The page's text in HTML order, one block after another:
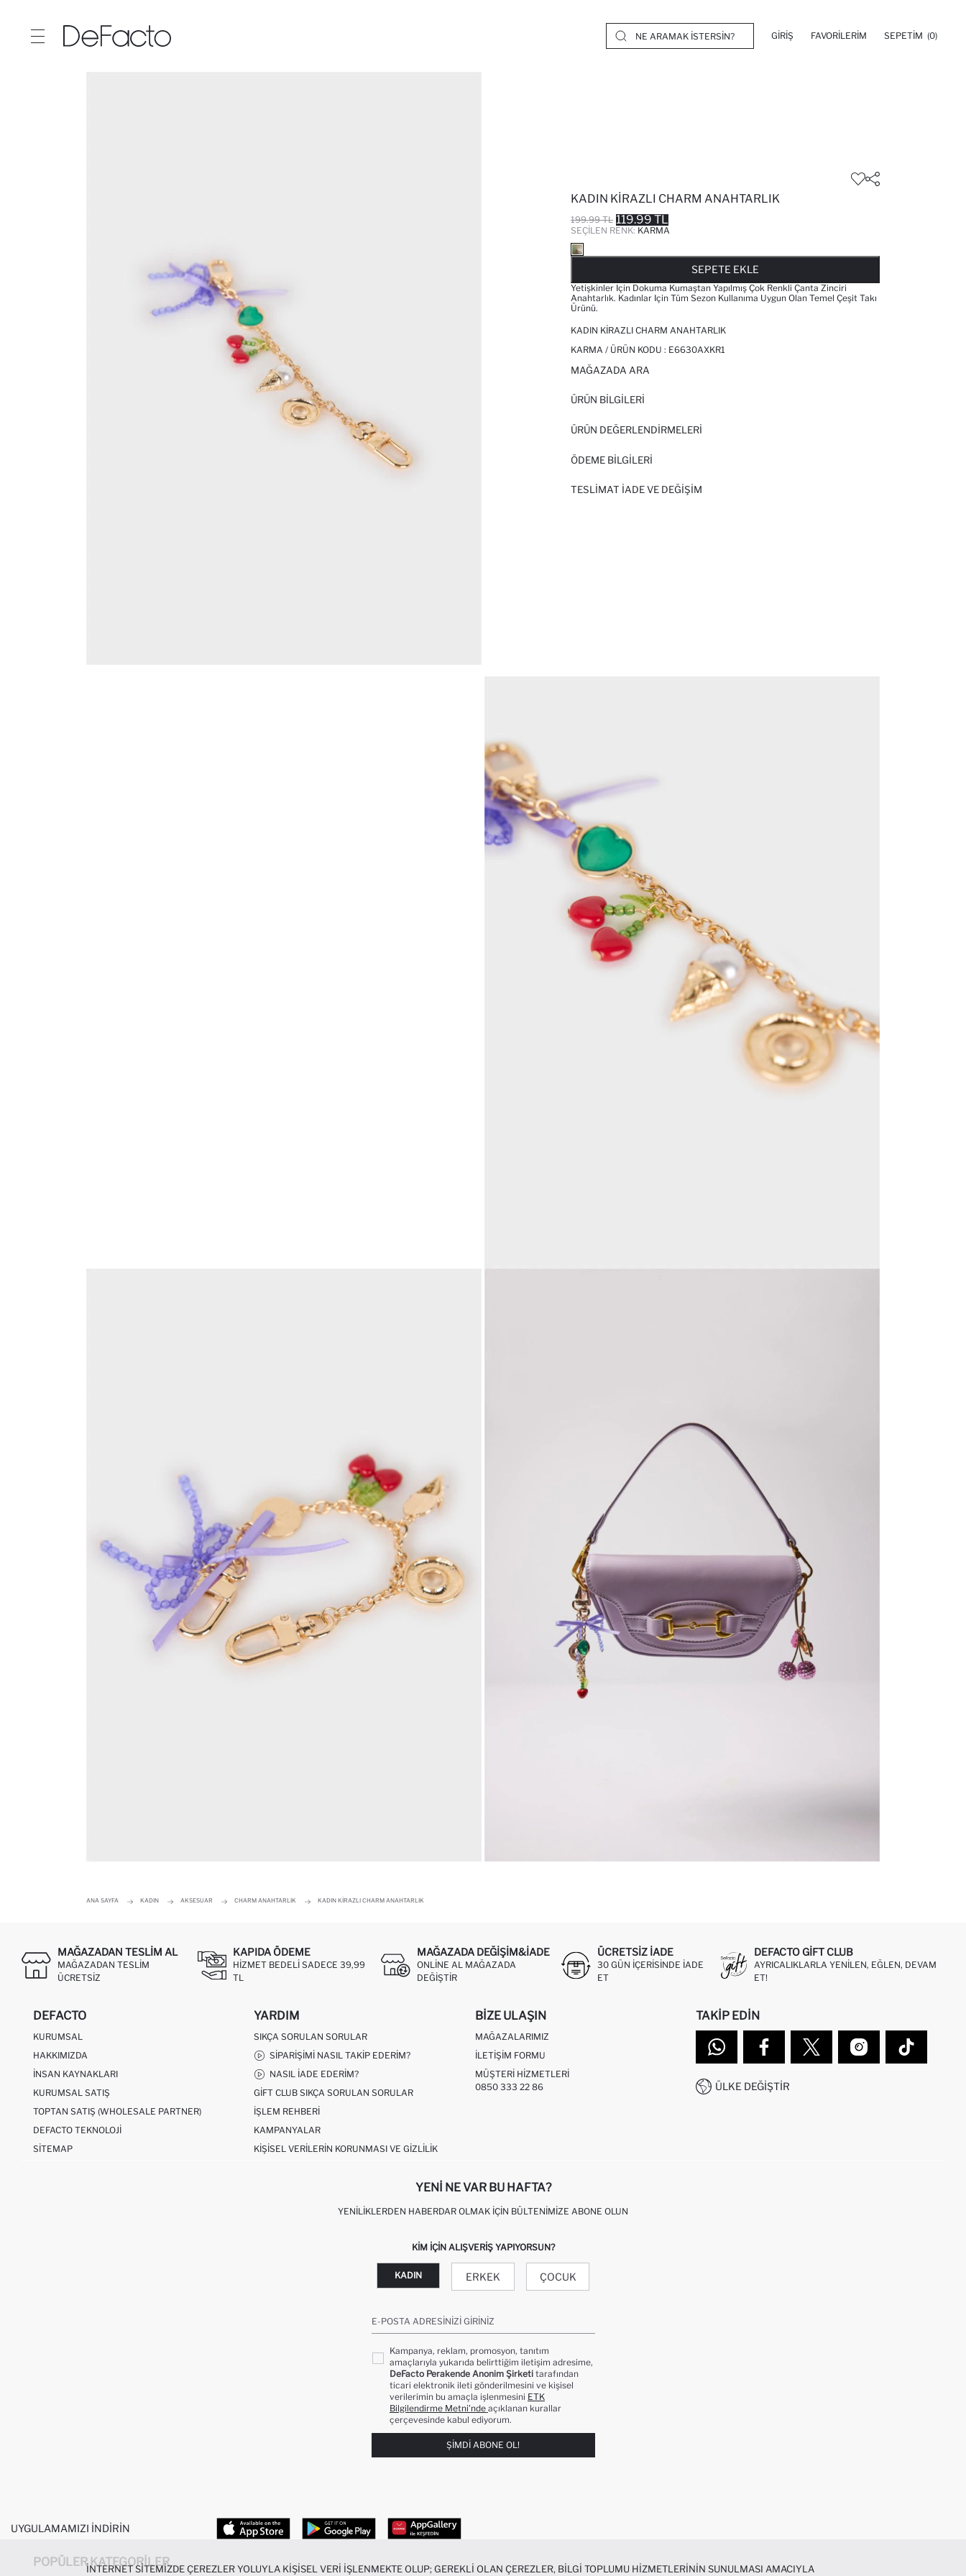
GIRIŞ FAVORILERIM SEPETIM (0)
KADIN KIRAZLI CHARM ANAHTARLIK
199.99 TL 119.99 TL
SEÇILEN RENK: KARMA
SEPETE EKLE
Yetişkinler Için Dokuma Kumaştan Yapılmış Çok Renkli Çanta Zinciri
Anahtarlık. Kadınlar Için Tüm Sezon Kullanıma Uygun Olan Temel Çeşit Takı
Ürünü.
KADIN KIRAZLI CHARM ANAHTARLIK
KARMA / ÜRÜN KODU : E6630AXKR1
MAĞAZADA ARA
ÜRÜN BILGILERI
ÜRÜN DEĞERLENDİRMELERİ
ÖDEME BİLGİLERİ
TESLIMAT İADE VE DEĞIŞIM
ANA SAYFA KADIN AKSESUAR CHARM ANAHTARLIK KADIN KIRAZLI CHARM ANAHTARLIK
MAĞAZADAN TESLIM AL
MAĞAZADAN TESLIM
ÜCRETSIZ
KAPIDA ÖDEME
HIZMET BEDELI SADECE 39,99
TL
MAĞAZADA DEĞIŞIM&İADE
ONLINE AL MAĞAZADA
DEĞIŞTIR
ÜCRETSIZ IADE
30 GÜN IÇERISINDE IADE
ET
DEFACTO GIFT CLUB
AYRICALIKLARLA YENILEN, EĞLEN, DEVAM
ET!
DEFACTO
KURUMSAL
HAKKIMIZDA
İNSAN KAYNAKLARI
KURUMSAL SATIŞ
TOPTAN SATIŞ (WHOLESALE PARTNER)
DEFACTO TEKNOLOJI
SITEMAP
YARDIM
SIKÇA SORULAN SORULAR
SIPARIŞIMI NASIL TAKIP EDERIM?
NASIL İADE EDERIM?
GIFT CLUB SIKÇA SORULAN SORULAR
İŞLEM REHBERI
KAMPANYALAR
KIŞISEL VERILERIN KORUNMASI VE GIZLILIK
BIZE ULAŞIN
MAĞAZALARIMIZ
İLETIŞIM FORMU
MÜŞTERI HIZMETLERI
0850 333 22 86
TAKIP EDIN
ÜLKE DEĞIŞTIR
YENI NE VAR BU HAFTA?
YENILIKLERDEN HABERDAR OLMAK İÇIN BÜLTENIMIZE ABONE OLUN
KIM IÇIN ALIŞVERIŞ YAPIYORSUN?
KADIN ERKEK ÇOCUK
E-POSTA ADRESINIZI GIRINIZ
Kampanya, reklam, promosyon, tanıtım
amaçlarıyla yukarıda belirttiğim iletişim adresime,
DeFacto Perakende Anonim Şirketi tarafından
ticari elektronik ileti gönderilmesini ve kişisel
verilerimin bu amaçla işlenmesini ETK
Bilgilendirme Metni’nde açıklanan kurallar
çerçevesinde kabul ediyorum.
ŞIMDI ABONE OL!
UYGULAMAMIZI İNDIRIN
POPÜLER KATEGORILER
İNTERNET SITEMIZDE ÇEREZLER YOLUYLA KIŞISEL VERI IŞLENMEKTE OLUP; GEREKLI OLAN ÇEREZLER, BILGI TOPLUMU HIZMETLERININ SUNULMASI AMACIYLA